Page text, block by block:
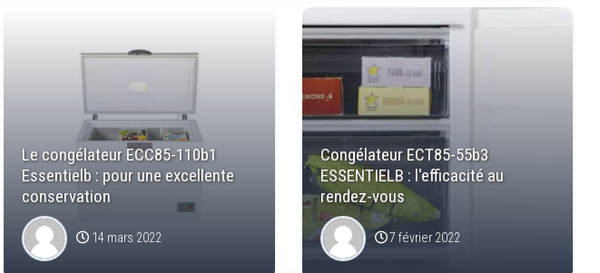
Le congélateur ECC85-110b1
Essentielb : pour une excellente
conservation
14 mars 2022
Congélateur ECT85-55b3
ESSENTIELB : l'efficacité au
rendez-vous
7 février 2022